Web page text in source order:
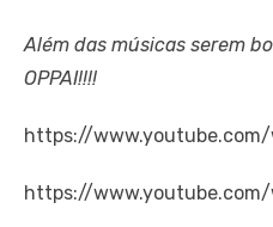
Além das músicas serem
OPPAI!!!!
https://www.youtube.com/
https://www.youtube.com/